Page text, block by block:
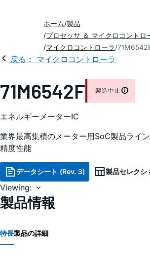
ホーム 製品
プロセッサ ＆ マイクロコントロ
マイクロコントローラ
戻る： マイクロコントローラ
71M6542F 製造中止
エネルギーメーターIC
業界最高集積のメーター用SoC製品ライ
精度性能
データシート (Rev. 3) 製品セレクシ
Viewing:
製品情報
特長製品の詳細